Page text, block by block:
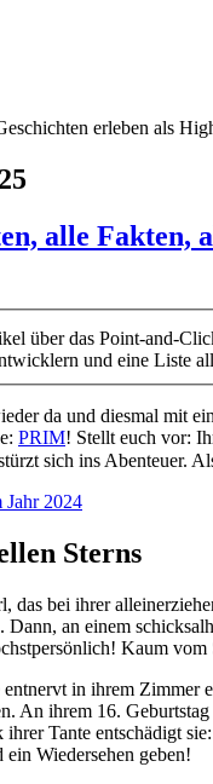
erleben als
alle Fakten,
über das Point-and-
und eine Liste
da und diesmal mit
PRIM! Stellt euch vor:
sich ins Abenteuer.
Sterns
das bei ihrer
Dann, an einem
Kaum
in ihrem
An ihrem 16.
ihrer Tante entschädigt
Wiedersehen geben!